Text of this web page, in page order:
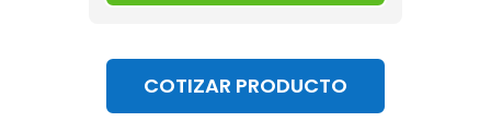
COTIZAR PRODUCTO